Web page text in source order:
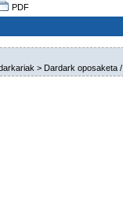
PDF
> Dardark oposaketa